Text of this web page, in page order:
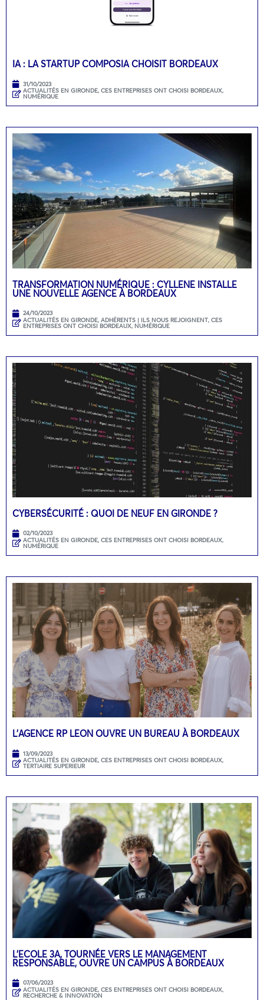
IA : LA STARTUP COMPOSIA CHOISIT BORDEAUX
31/10/2023
ACTUALITÉS EN GIRONDE, CES ENTREPRISES ONT CHOISI BORDEAUX,
NUMÉRIQUE
TRANSFORMATION NUMÉRIQUE : CYLLENE INSTALLE
UNE NOUVELLE AGENCE À BORDEAUX
24/10/2023
ACTUALITÉS EN GIRONDE, ADHÉRENTS | ILS NOUS REJOIGNENT, CES
ENTREPRISES ONT CHOISI BORDEAUX, NUMÉRIQUE
CYBERSÉCURITÉ : QUOI DE NEUF EN GIRONDE ?
02/10/2023
ACTUALITÉS EN GIRONDE, CES ENTREPRISES ONT CHOISI BORDEAUX,
NUMÉRIQUE
L’AGENCE RP LEON OUVRE UN BUREAU À BORDEAUX
13/09/2023
ACTUALITÉS EN GIRONDE, CES ENTREPRISES ONT CHOISI BORDEAUX,
TERTIAIRE SUPERIEUR
L’ECOLE 3A, TOURNÉE VERS LE MANAGEMENT
RESPONSABLE, OUVRE UN CAMPUS À BORDEAUX
07/06/2023
ACTUALITÉS EN GIRONDE, CES ENTREPRISES ONT CHOISI BORDEAUX,
RECHERCHE & INNOVATION